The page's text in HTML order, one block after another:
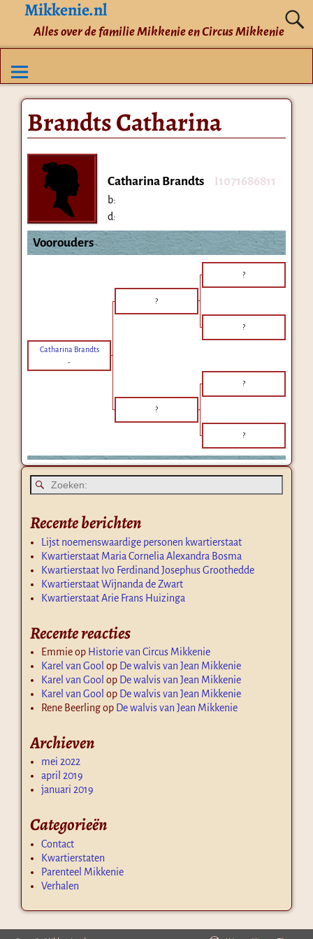
Mikkenie.nl
Alles over de familie Mikkenie en Circus Mikkenie
Brandts Catharina
Catharina Brandts I1071686811
b:
d:
Voorouders
?
?
?
Catharina Brandts
-
?
?
?
Recente berichten
Lijst noemenswaardige personen kwartierstaat
Kwartierstaat Maria Cornelia Alexandra Bosma
Kwartierstaat Ivo Ferdinand Josephus Groothedde
Kwartierstaat Wijnanda de Zwart
Kwartierstaat Arie Frans Huizinga
Recente reacties
Emmieop Historie van Circus Mikkenie
Karel van Gool op De walvis van Jean Mikkenie
Karel van Gool op De walvis van Jean Mikkenie
Karel van Gool op De walvis van Jean Mikkenie
Rene Beerlingop De walvis van Jean Mikkenie
Archieven
mei 2022
april 2019
januari 2019
Categorieën
Contact
Kwartierstaten
Parenteel Mikkenie
Verhalen